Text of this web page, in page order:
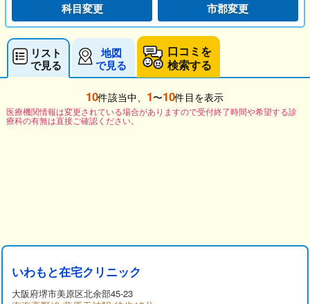
科目変更 市郡変更
リスト
で見る
地図
で見る
口コミを
検索する
10件該当中、 1〜10件目を表示
医療機関情報は変更されている場合がありますので受付終了時間や希望する診
療科の有無は直接ご確認ください。
いわもと在宅クリニック
大阪府堺市美原区北余部45-23